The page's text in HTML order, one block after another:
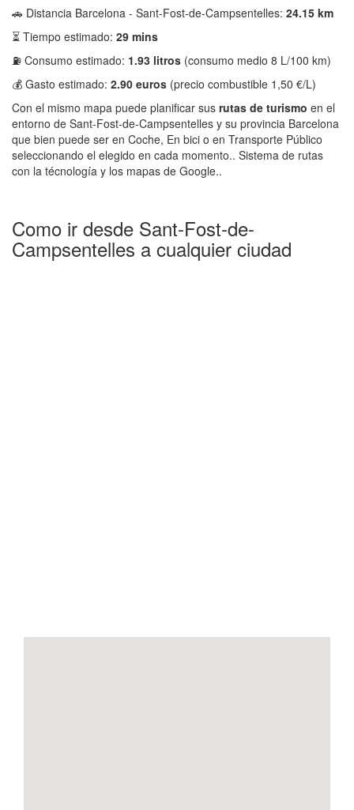
🚗 Distancia Barcelona - Sant-Fost-de-Campsentelles: 24.15 km
⏳ Tiempo estimado: 29 mins
⛽ Consumo estimado: 1.93 litros (consumo medio 8 L/100 km)
💰 Gasto estimado: 2.90 euros (precio combustible 1,50 €/L)
Con el mismo mapa puede planificar sus rutas de turismo en el
entorno de Sant-Fost-de-Campsentelles y su provincia Barcelona
que bien puede ser en Coche, En bici o en Transporte Público
seleccionando el elegido en cada momento.. Sistema de rutas
con la técnología y los mapas de Google..
Como ir desde Sant-Fost-de-
Campsentelles a cualquier ciudad